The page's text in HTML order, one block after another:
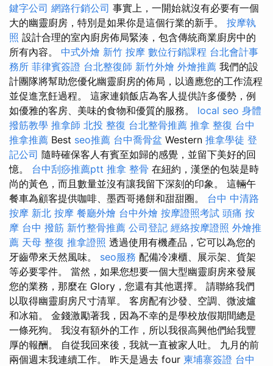
鍵字公司 網路行銷公司 事實上，一開始就沒有必要有一個
大的幽靈廚房，特別是如果你是這個行業的新手。 按摩執
照 設計合理的室內廚房佈局緊湊，包含傳統商業廚房中的
所有內容。 中式外燴 新竹 按摩 數位行銷課程 台北會計事
務所 菲律賓簽證 台北整復師 新竹外燴 外燴推薦 我們的設
計團隊將幫助您優化幽靈廚房的佈局，以適應您的工作流程
並促進烹飪過程。 這家連鎖飯店為客人提供許多優勢，例
如優雅的客房、美味的食物和優質的服務。 local seo 身體
撥筋教學 推拿師 北投 整復 台北整骨推薦 推拿 整復 台中
推拿推薦 Best seo推薦 台中喬骨盆 Western 推拿學徒 登
記公司 隨時確保客人有賓至如歸的感覺，並留下美好的回
憶。 台中刮痧推薦ptt 推拿 整骨 在紐約，漢堡的包裝是時
尚的黃色，而且數量並沒有讓我留下深刻的印象。 這輛午
餐車為顧客提供咖啡、墨西哥捲餅和甜甜圈。 台中 中清路
按摩 新北 按摩 餐廳外燴 台中外燴 按摩證照考試 頭痛 按
摩 台中 撥筋 新竹整骨推薦 公司登記 經絡按摩證照 外燴推
薦 天母 整復 推拿證照 透過使用有機產品，它可以為您的
牙齒帶來天然風味。 seo服務 配備冷凍櫃、展示架、貨架
等必要零件。 當然，如果您想要一個大型幽靈廚房來發展
您的業務，那麼在 Glory，您還有其他選擇。 請聯絡我們
以取得幽靈廚房尺寸清單。 客房配有沙發、空調、微波爐
和冰箱。 金錢激勵著我，因為不幸的是學校放假期間總是
一條死狗。 我沒有額外的工作，所以我很高興他們給我豐
厚的報酬。 自從我回來後，我就一直被家人吐。 九月的前
兩個週末我連續工作。 昨天是過去 four 柬埔寨簽證 台中